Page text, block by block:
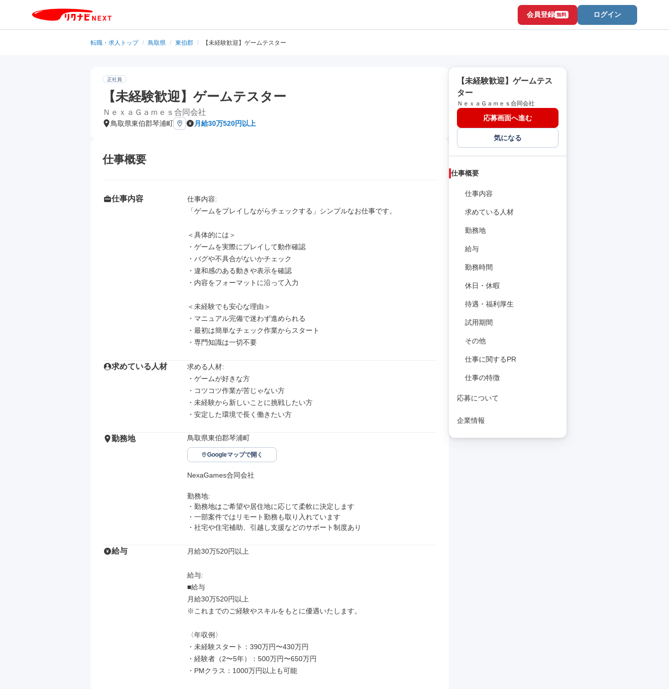
会員登録 無料 ログイン
転職・求人トップ / 鳥取県 / 東伯郡 / 【未経験歓迎】ゲームテスター
正社員
【未経験歓迎】ゲームテスター
ＮｅｘａＧａｍｅｓ合同会社
鳥取県東伯郡琴浦町 月給30万520円以上
仕事概要
仕事内容
仕事内容:
「ゲームをプレイしながらチェックする」シンプルなお仕事です。
＜具体的には＞
・ゲームを実際にプレイして動作確認
・バグや不具合がないかチェック
・違和感のある動きや表示を確認
・内容をフォーマットに沿って入力
＜未経験でも安心な理由＞
・マニュアル完備で迷わず進められる
・最初は簡単なチェック作業からスタート
・専門知識は一切不要
求めている人材
求める人材:
・ゲームが好きな方
・コツコツ作業が苦じゃない方
・未経験から新しいことに挑戦したい方
・安定した環境で長く働きたい方
勤務地 鳥取県東伯郡琴浦町
Googleマップで開く
NexaGames合同会社
勤務地:
・勤務地はご希望や居住地に応じて柔軟に決定します
・一部案件ではリモート勤務も取り入れています
・社宅や住宅補助、引越し支援などのサポート制度あり
給与 月給30万520円以上
給与:
■給与
月給30万520円以上
※これまでのご経験やスキルをもとに優遇いたします。
〈年収例〉
・未経験スタート：390万円〜430万円
・経験者（2〜5年）：500万円〜650万円
・PMクラス：1000万円以上も可能
【未経験歓迎】ゲームテス
ター
ＮｅｘａＧａｍｅｓ合同会社
応募画面へ進む
気になる
仕事概要
仕事内容
求めている人材
勤務地
給与
勤務時間
休日・休暇
待遇・福利厚生
試用期間
その他
仕事に関するPR
仕事の特徴
応募について
企業情報